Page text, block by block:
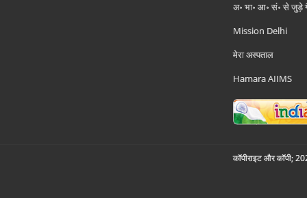
अ॰ भा॰ आ॰ सं॰ से जुड़े
Mission Delhi
मेरा अस्पताल
Hamara AIIMS
कॉपीराइट और कॉपी;